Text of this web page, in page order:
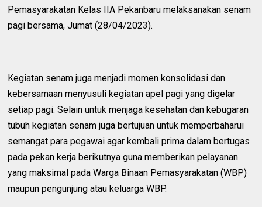
Pemasyarakatan Kelas IIA Pekanbaru melaksanakan senam
pagi bersama, Jumat (28/04/2023).
Kegiatan senam juga menjadi momen konsolidasi dan
kebersamaan menyusuli kegiatan apel pagi yang digelar
setiap pagi. Selain untuk menjaga kesehatan dan kebugaran
tubuh kegiatan senam juga bertujuan untuk memperbaharui
semangat para pegawai agar kembali prima dalam bertugas
pada pekan kerja berikutnya guna memberikan pelayanan
yang maksimal pada Warga Binaan Pemasyarakatan (WBP)
maupun pengunjung atau keluarga WBP.